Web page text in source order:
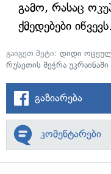
გამო, რასაც
ქმედებები იწვევს.
გაიგეთ მეტი: დიდი
რუსეთის შეჭრა უკრაინაში
გაზიარება
კომენტარები